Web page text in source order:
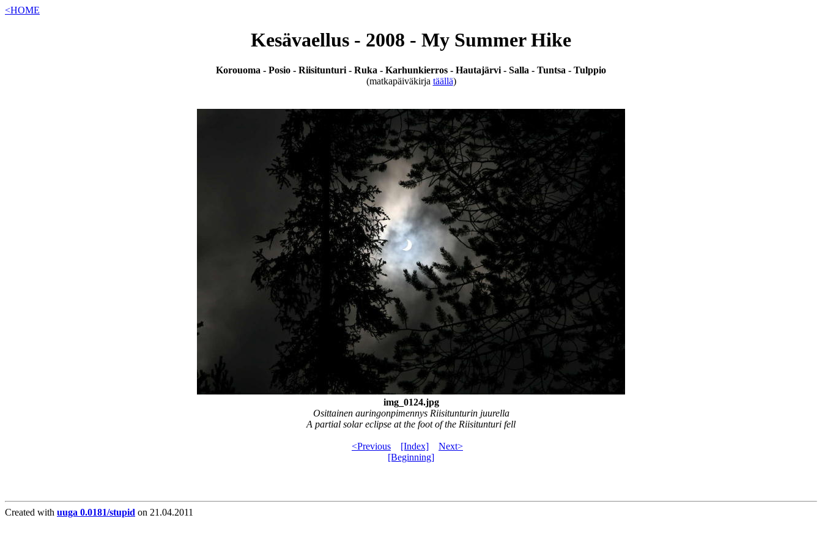
<HOME
Kesävaellus - 2008 - My Summer Hike
Korouoma - Posio - Riisitunturi - Ruka - Karhunkierros - Hautajärvi - Salla - Tuntsa - Tulppio
(matkapäiväkirja täällä)
img_0124.jpg
Osittainen auringonpimennys Riisitunturin juurella
A partial solar eclipse at the foot of the Riisitunturi fell
<Previous [Index]
Next>
[Beginning]
Created with uuga 0.0181/stupid on 21.04.2011